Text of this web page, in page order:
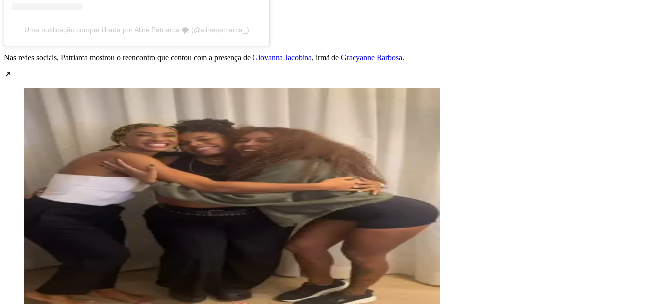
Uma publicação compartilhada por Aline Patriarca 🌪️ (@alinepatriarca_)
Nas redes sociais, Patriarca mostrou o reencontro que contou com a presença de Giovanna Jacobina, irmã de Gracyanne Barbosa.